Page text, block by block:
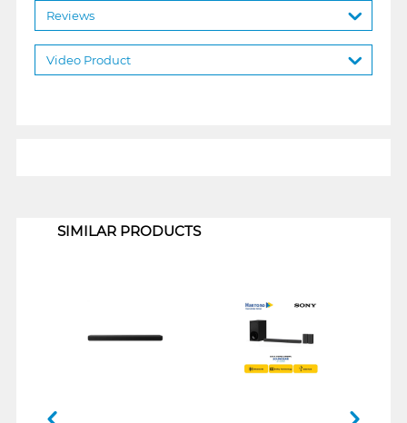
Reviews
Video Product
SIMILAR PRODUCTS